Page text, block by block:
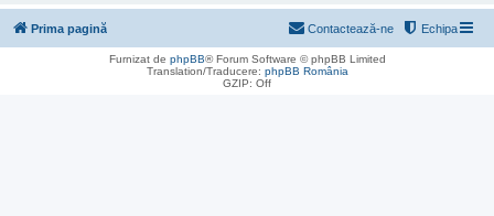
Prima pagină Echipa
Contactează-ne
Furnizat de phpBB® Forum Software © phpBB Limited
Translation/Traducere: phpBB România
GZIP: Off